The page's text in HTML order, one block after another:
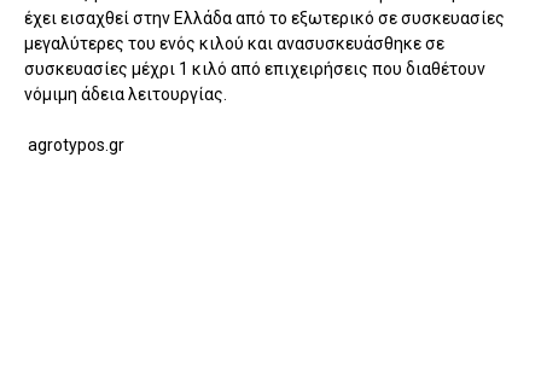
έχει εισαχθεί στην Ελλάδα από το εξωτερικό σε συσκευασίες
μεγαλύτερες του ενός κιλού και ανασυσκευάσθηκε σε
συσκευασίες μέχρι 1 κιλό από επιχειρήσεις που διαθέτουν
νόμιμη άδεια λειτουργίας.
agrotypos.gr